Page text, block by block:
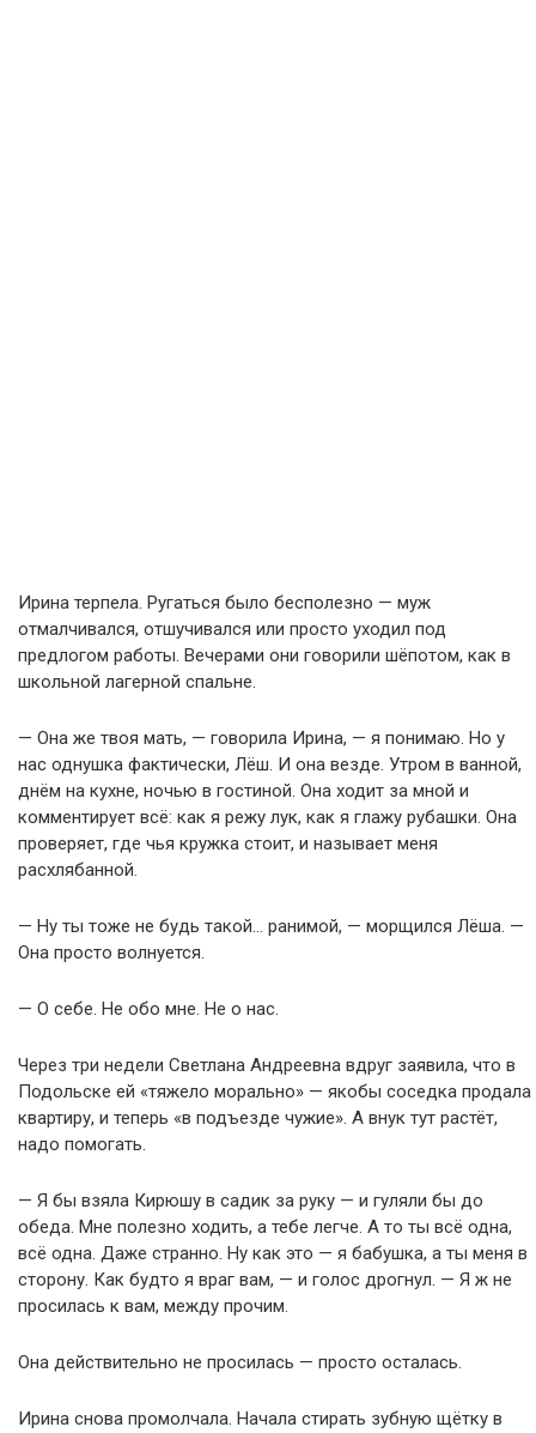
Ирина терпела. Ругаться было бесполезно — муж
отмалчивался, отшучивался или просто уходил под
предлогом работы. Вечерами они говорили шёпотом, как в
школьной лагерной спальне.
— Она же твоя мать, — говорила Ирина, — я понимаю. Но у
нас однушка фактически, Лёш. И она везде. Утром в ванной,
днём на кухне, ночью в гостиной. Она ходит за мной и
комментирует всё: как я режу лук, как я глажу рубашки. Она
проверяет, где чья кружка стоит, и называет меня
расхлябанной.
— Ну ты тоже не будь такой… ранимой, — морщился Лёша. —
Она просто волнуется.
— О себе. Не обо мне. Не о нас.
Через три недели Светлана Андреевна вдруг заявила, что в
Подольске ей «тяжело морально» — якобы соседка продала
квартиру, и теперь «в подъезде чужие». А внук тут растёт,
надо помогать.
— Я бы взяла Кирюшу в садик за руку — и гуляли бы до
обеда. Мне полезно ходить, а тебе легче. А то ты всё одна,
всё одна. Даже странно. Ну как это — я бабушка, а ты меня в
сторону. Как будто я враг вам, — и голос дрогнул. — Я ж не
просилась к вам, между прочим.
Она действительно не просилась — просто осталась.
Ирина снова промолчала. Начала стирать зубную щётку в